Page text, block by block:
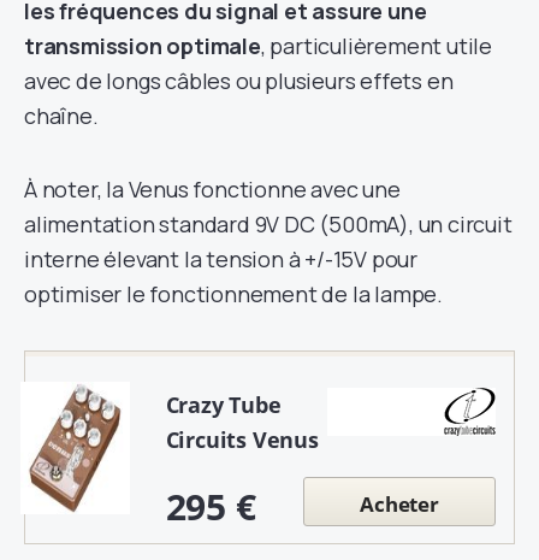
les fréquences du signal et assure une
transmission optimale, particulièrement utile
avec de longs câbles ou plusieurs effets en
chaîne.
À noter, la Venus fonctionne avec une
alimentation standard 9V DC (500mA), un circuit
interne élevant la tension à +/-15V pour
optimiser le fonctionnement de la lampe.
Crazy Tube
Circuits Venus
295 € Acheter